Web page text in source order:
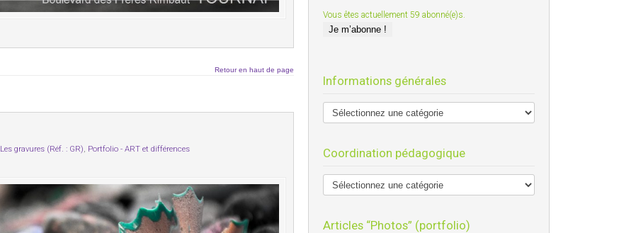
Retour en haut de page
Les gravures (Réf. : GR), Portfolio - ART et différences
Vous êtes actuellement 59 abonné(e)s.
Informations générales
Coordination pédagogique
Articles “Photos” (portfolio)